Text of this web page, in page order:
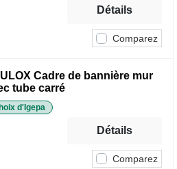
Comparez
Détails
Cadre de bannière mur
tube carré
d'Igepa
Comparez
Détails